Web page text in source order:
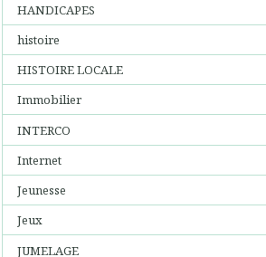
HANDICAPES
histoire
HISTOIRE LOCALE
Immobilier
INTERCO
Internet
Jeunesse
Jeux
JUMELAGE